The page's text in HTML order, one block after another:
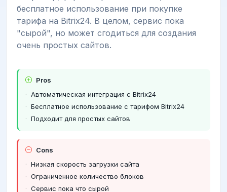
бесплатное использование при покупке
тарифа на Bitrix24. В целом, сервис пока
"сырой", но может сгодиться для создания
очень простых сайтов.
Pros
Автоматическая интеграция с Bitrix24
Бесплатное использование с тарифом Bitrix24
Подходит для простых сайтов
Cons
Низкая скорость загрузки сайта
Ограниченное количество блоков
Сервис пока что сырой